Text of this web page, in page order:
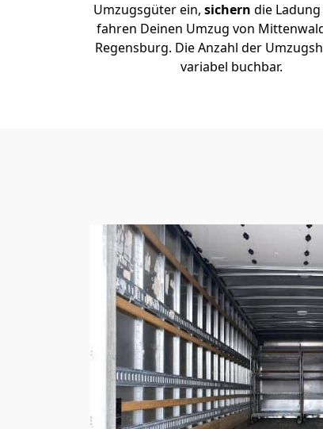
Umzugsgüter ein, sichern die
fahren Deinen Umzug von
Regensburg. Die Anzahl der
variabel buchbar.